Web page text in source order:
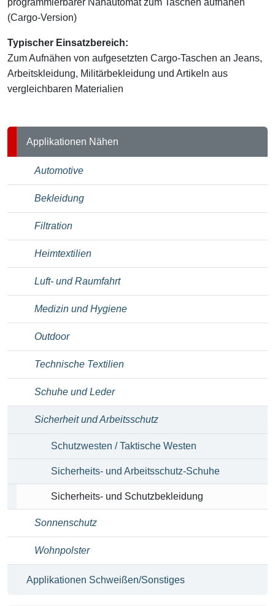
programmierbarer Nähautomat zum Taschen aufnähen
(Cargo-Version)
Typischer Einsatzbereich:
Zum Aufnähen von aufgesetzten Cargo-Taschen an Jeans,
Arbeitskleidung, Militärbekleidung und Artikeln aus
vergleichbaren Materialien
Applikationen Nähen
Automotive
Bekleidung
Filtration
Heimtextilien
Luft- und Raumfahrt
Medizin und Hygiene
Outdoor
Technische Textilien
Schuhe und Leder
Sicherheit und Arbeitsschutz
Schutzwesten / Taktische Westen
Sicherheits- und Arbeitsschutz-Schuhe
Sicherheits- und Schutzbekleidung
Sonnenschutz
Wohnpolster
Applikationen Schweißen/Sonstiges